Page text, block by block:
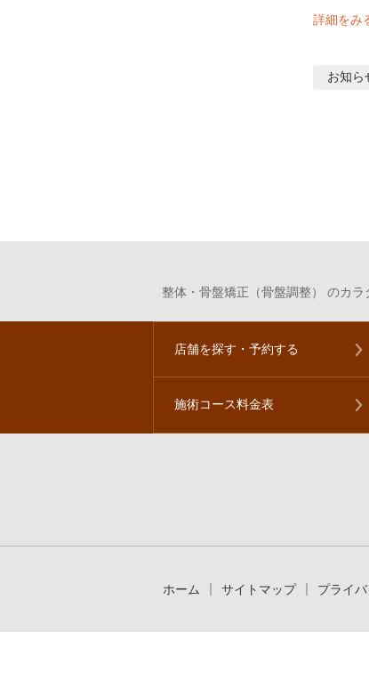
詳細をみ
お知ら
整体・骨盤矯正（骨盤調整） のカラ
店舗を探す・予約する
施術コース料金表
ホーム サイトマップ プライ